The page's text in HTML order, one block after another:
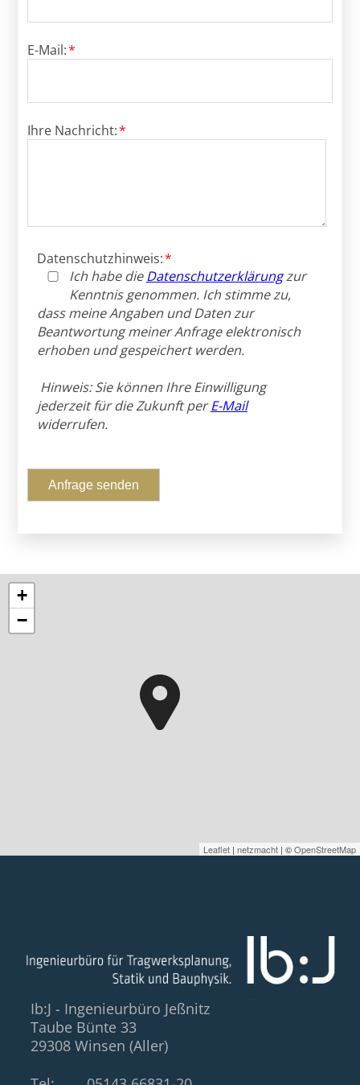
Pflichtfeld
E-Mail:*
Pflichtfeld
Ihre Nachricht:*
Pflichtfeld
Datenschutzhinweis:*
Ich habe dieDatenschutzerklärungzur
Kenntnis genommen. Ich stimme zu,
dass meine Angaben und Daten zur
Beantwortung meiner Anfrage elektronisch
erhoben und gespeichert werden.
Hinweis: Sie können Ihre Einwilligung
jederzeit für die Zukunft perE-Mail
widerrufen.
Anfrage senden
+
−
Leaflet | netzmacht | ©OpenStreetMap
Ib:J - Ingenieurbüro Jeßnitz
Taube Bünte 33
29308 Winsen (Aller)